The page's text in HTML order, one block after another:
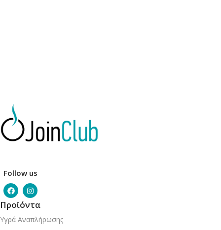
Follow us
Προϊόντα
Υγρά Αναπλήρωσης